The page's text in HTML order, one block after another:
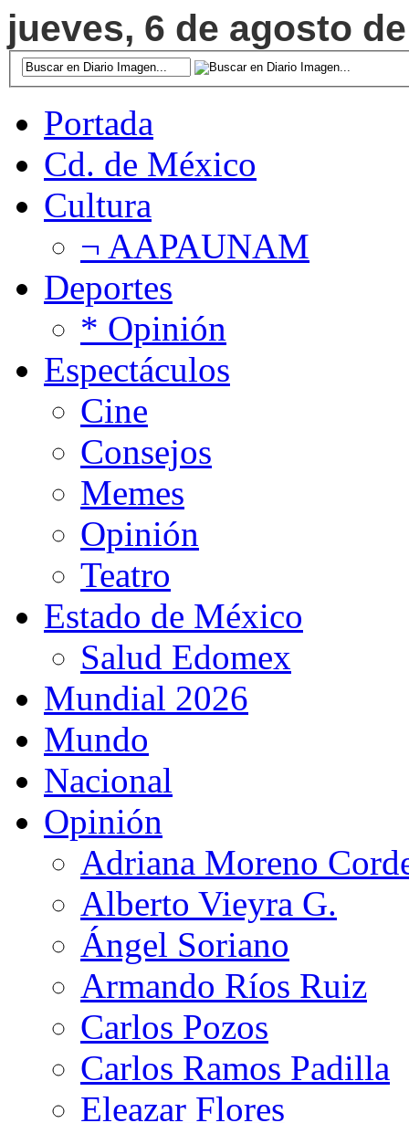
jueves, 6 de agosto
Portada
Cd. de México
Cultura
¬ AAPAUNAM
Deportes
* Opinión
Espectáculos
Cine
Consejos
Memes
Opinión
Teatro
Estado de México
Salud Edomex
Mundial 2026
Mundo
Nacional
Opinión
Adriana Moreno
Alberto Vieyra G.
Ángel Soriano
Armando Ríos Ruiz
Carlos Pozos
Carlos Ramos Padilla
Eleazar Flores